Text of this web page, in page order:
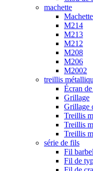
machette
M214
M213
M212
M208
M206
M2002
treillis
Écran
Grillage
Grillage
Treillis
Treillis
Treillis
série de fils
Fil
Fil de